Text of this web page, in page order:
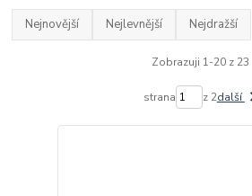
Nejnovější Nejlevnější Nejdražší
Zobrazuji 1-20 z 23
strana z 2další